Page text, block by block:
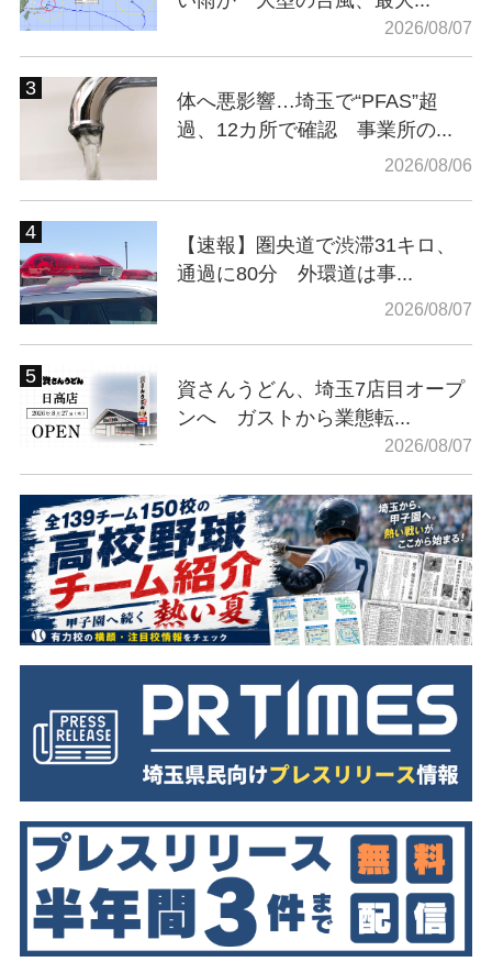
2026/08/07
体へ悪影響…埼玉で“PFAS”超
過、12カ所で確認 事業所の...
2026/08/06
【速報】圏央道で渋滞31キロ、
通過に80分 外環道は事...
2026/08/07
資さんうどん、埼玉7店目オープ
ンへ ガストから業態転...
2026/08/07